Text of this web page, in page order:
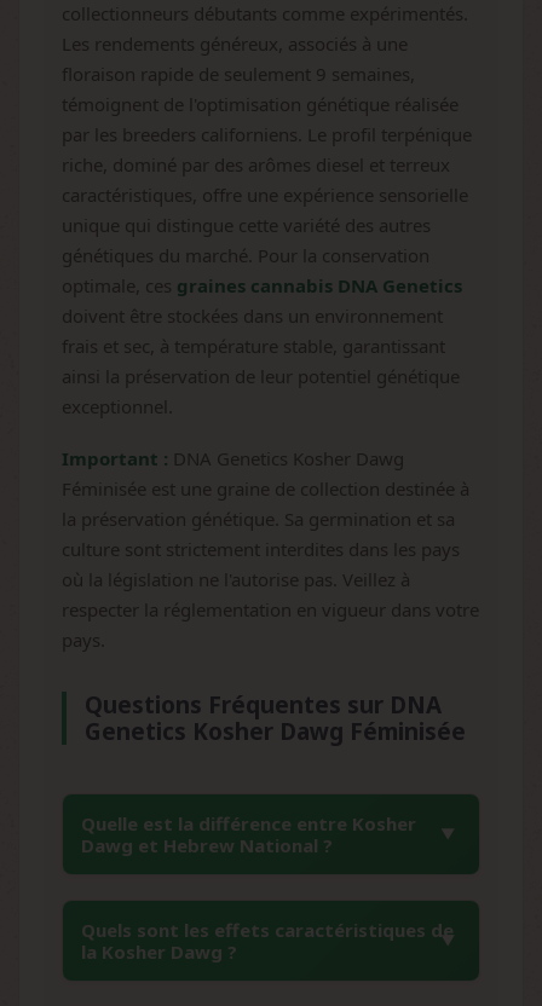
collectionneurs débutants comme expérimentés.
Les rendements généreux, associés à une
floraison rapide de seulement 9 semaines,
témoignent de l'optimisation génétique réalisée
par les breeders californiens. Le profil terpénique
riche, dominé par des arômes diesel et terreux
caractéristiques, offre une expérience sensorielle
unique qui distingue cette variété des autres
génétiques du marché. Pour la conservation
optimale, ces graines cannabis DNA Genetics
doivent être stockées dans un environnement
frais et sec, à température stable, garantissant
ainsi la préservation de leur potentiel génétique
exceptionnel.
Important : DNA Genetics Kosher Dawg
Féminisée est une graine de collection destinée à
la préservation génétique. Sa germination et sa
culture sont strictement interdites dans les pays
où la législation ne l'autorise pas. Veillez à
respecter la réglementation en vigueur dans votre
pays.
Questions Fréquentes sur DNA
Genetics Kosher Dawg Féminisée
Quelle est la différence entre Kosher
Dawg et Hebrew National ?
Kosher Dawg et Hebrew National désignent
en réalité la même variété développée par
DNA Genetics. Hebrew National est
Quels sont les effets caractéristiques de
la Kosher Dawg ?